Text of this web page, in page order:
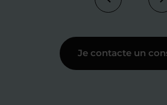
Je contacte un